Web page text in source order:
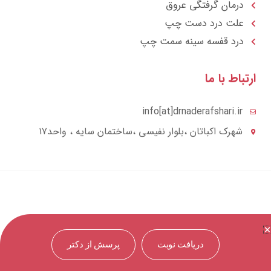
درمان گرفتگی عروق
علت درد دست چپ
درد قفسه سينه سمت چپ
با ما
info[at]drnaderafshari.ir
شهرک اکباتان ،بلوار نفیسی ،ساختمان سایه ، واحد۱۷
دریافت نوبت پرسش از دکتر